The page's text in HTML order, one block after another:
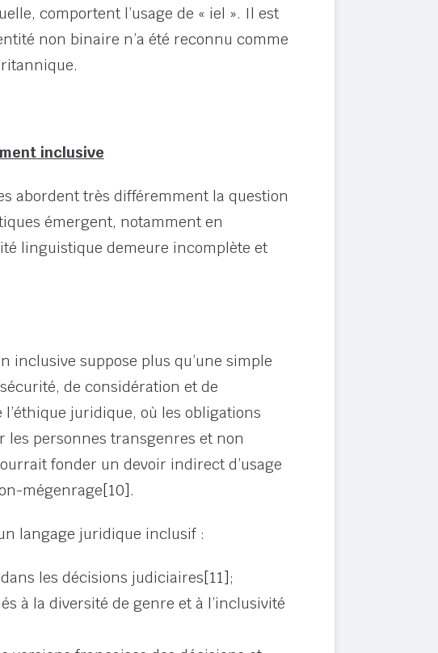
comportent l’usage de « iel ». Il est
non binaire n’a été reconnu comme
inclusive
abordent très différemment la question
émergent, notamment en
linguistique demeure incomplète et
inclusive suppose plus qu’une simple
de considération et de
juridique, où les obligations
les personnes transgenres et non
fonder un devoir indirect d’usage
mégenrage[10].
langage juridique inclusif :
les décisions judiciaires[11];
à la diversité de genre et à l’inclusivité